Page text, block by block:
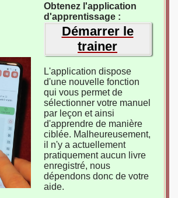
Obtenez l'application
d'apprentissage :
Démarrer le
trainer
L'application dispose
d'une nouvelle fonction
qui vous permet de
sélectionner votre manuel
par leçon et ainsi
d'apprendre de manière
ciblée. Malheureusement,
il n'y a actuellement
pratiquement aucun livre
enregistré, nous
dépendons donc de votre
aide.